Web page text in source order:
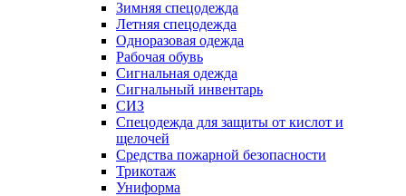
Зимняя спецодежда
Летняя спецодежда
Одноразовая одежда
Рабочая обувь
Сигнальная одежда
Сигнальный инвентарь
СИЗ
Спецодежда для защиты от кислот и
щелочей
Средства пожарной безопасности
Трикотаж
Униформа